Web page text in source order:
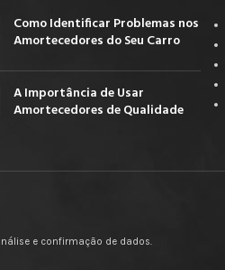
Como Identificar Problemas nos
Amortecedores do Seu Carro
A Importância de Usar
Amortecedores de Qualidade
e confirmação de dados.